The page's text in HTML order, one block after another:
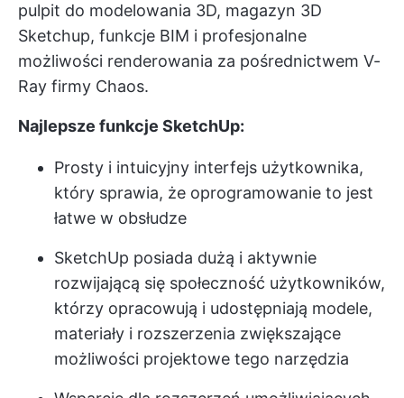
pulpit do modelowania 3D, magazyn 3D
Sketchup, funkcje BIM i profesjonalne
możliwości renderowania za pośrednictwem V-
Ray firmy Chaos.
Najlepsze funkcje SketchUp:
Prosty i intuicyjny interfejs użytkownika,
który sprawia, że oprogramowanie to jest
łatwe w obsłudze
SketchUp posiada dużą i aktywnie
rozwijającą się społeczność użytkowników,
którzy opracowują i udostępniają modele,
materiały i rozszerzenia zwiększające
możliwości projektowe tego narzędzia